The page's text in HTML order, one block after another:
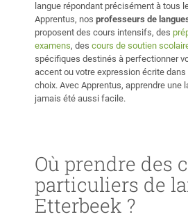
langue répondant précisément à tous
Apprentus, nos professeurs de
proposent des cours intensifs, des
examens, des cours de soutien
spécifiques destinés à perfectionner
accent ou votre expression écrite dans
choix. Avec Apprentus, apprendre une
jamais été aussi facile.
Où prendre des
particuliers de
Etterbeek ?